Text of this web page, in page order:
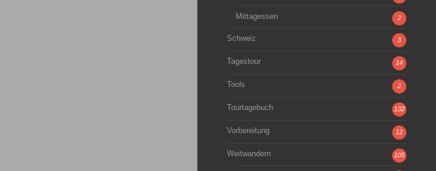
Mittagessen 2
Schweiz 3
Tagestour 14
Tools 2
Tourtagebuch 132
Vorbereitung 12
Weitwandern 105